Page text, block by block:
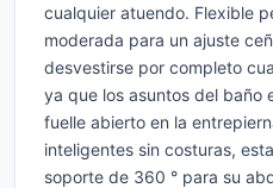
cualquier atuendo. Flexible
moderada para un ajuste
desvestirse por completo
ya que los asuntos del baño
fuelle abierto en la
inteligentes sin costuras,
soporte de 360 ​​° para su